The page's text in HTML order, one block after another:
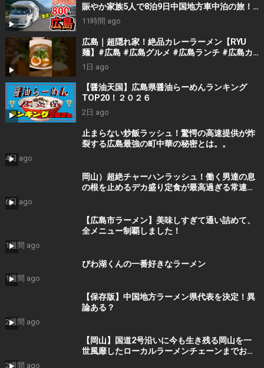
賑やか家族5人で8泊9日中国地方車中泊の旅！
#1｜風情溢れる尾道と家族大絶賛のご当地ラー
メン｜高規格なりんくうRVパーク＜キャンピン
グカーで全国制覇！＞
11時間 ago
広島｜超隠れ家！絶品カレーラーメン【RYU
麺】#広島 #広島グルメ #広島ランチ #広島カ
フェ #広島ディナー #japanesefood
#japantrip #hiroshima
1日 ago
【醤油天国】広島県醤油らーめんランキング
TOP20！２０２６
2日 ago
止まらない炒飯ラッシュ！驚愕の高速提供が炸
裂する広島最強の町中華の秘密とは。。
4日 ago
岡山）超絶チャーハンラッシュ！働く男達の息
の根を止めるデカ盛り定食が最高過ぎる常連殺
6日 ago
【広島市ラーメン】美味しすぎて通い詰めて、
全メニュー制覇しました！
1週間 ago
びわ湖くんの一番好きなラーメン
1週間 ago
【保存版】中国地方ラーメン県代表を決定！異
論ある？
2週間 ago
【岡山】国道2号沿いに今も生き残る岡山を一
世風靡したローカルラーメンチェーンまでお昼
2週間 ago